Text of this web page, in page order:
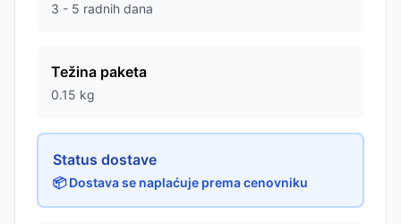
3 - 5 radnih dana
Težina paketa
0.15 kg
Status dostave
📦 Dostava se naplaćuje prema cenovniku